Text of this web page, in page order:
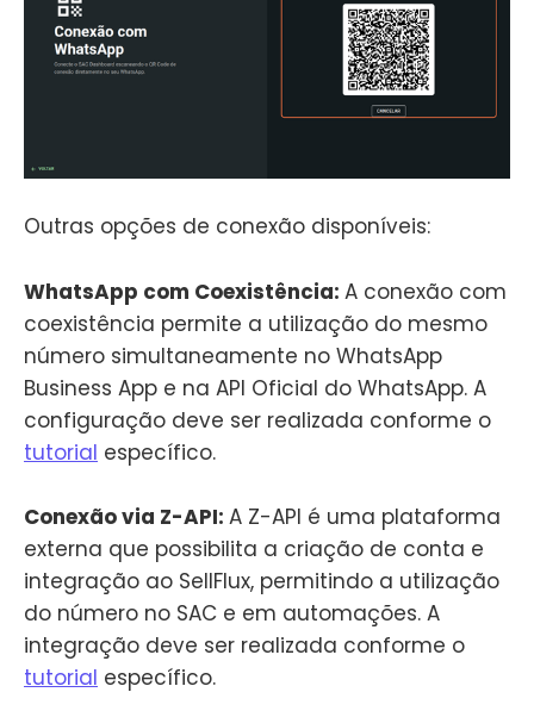
Outras opções de conexão disponíveis:
WhatsApp com Coexistência: A conexão com
coexistência permite a utilização do mesmo
número simultaneamente no WhatsApp
Business App e na API Oficial do WhatsApp. A
configuração deve ser realizada conforme o
tutorial específico.
Conexão via Z-API: A Z-API é uma plataforma
externa que possibilita a criação de conta e
integração ao SellFlux, permitindo a utilização
do número no SAC e em automações. A
integração deve ser realizada conforme o
tutorial específico.